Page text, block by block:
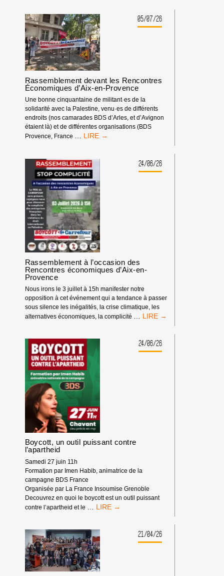
05/07/26
Rassemblement devant les Rencontres
Économiques d’Aix-en-Provence
Une bonne cinquantaine de militant·es de la
solidarité avec la Palestine, venu·es de différents
endroits (nos camarades BDS d’Arles, et d’Avignon
étaient là) et de différentes organisations (BDS
Provence, France … RASSEMBLEMENT
RENCONTRES
ÉCONOMIQUES
D’AIX-
EN-
PROVENCE
24/06/26
Rassemblement à l’occasion des
Rencontres économiques d’Aix-en-
Provence
Nous irons le 3 juillet à 15h manifester notre
opposition à cet événement qui a tendance à passer
sous silence les inégalités, la crise climatique, les
alternatives économiques, la complicité
RASSEMBLEMENT
L’OCCASION
DES
RENCONTRES
24/06/26
Boycott, un outil puissant contre
l’apartheid
Samedi 27 juin 11h
Formation par Imen Habib, animatrice de la
campagne BDS France
Organisée par La France Insoumise Grenoble
Decouvrez en quoi le boycott est un outil puissant
contre l’apartheid et le
BOYCOTT,
PUISSANT
CONTRE
L’APARTHEID
21/04/26